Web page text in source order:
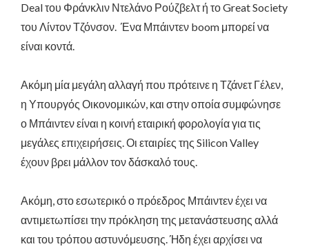
Deal του Φράνκλιν Ντελάνο Ρούζβελτ ή το Great Society
του Λίντον Τζόνσον. Ένα Μπάιντεν boom μπορεί να
είναι κοντά.
Ακόμη μία μεγάλη αλλαγή που πρότεινε η Τζάνετ Γέλεν,
η Υπουργός Οικονομικών, και στην οποία συμφώνησε
ο Μπάιντεν είναι η κοινή εταιρική φορολογία για τις
μεγάλες επιχειρήσεις. Οι εταιρίες της Silicon Valley
έχουν βρει μάλλον τον δάσκαλό τους.
Ακόμη, στο εσωτερικό ο πρόεδρος Μπάιντεν έχει να
αντιμετωπίσει την πρόκληση της μετανάστευσης αλλά
και του τρόπου αστυνόμευσης. Ήδη έχει αρχίσει να